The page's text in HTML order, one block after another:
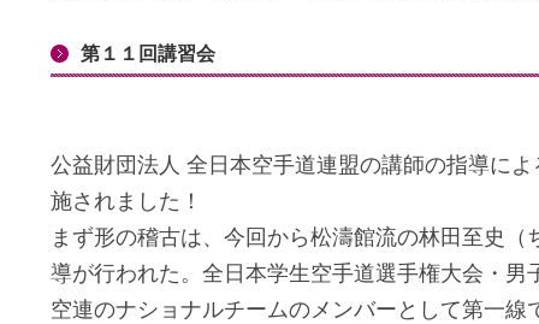
第１１回講習会
公益財団法人 全日本空手道連盟の講師の指導に
施されました！
まず形の稽古は、今回から松濤館流の林田至史
導が行われた。全日本学生空手道選手権大会・男
空連のナショナルチームのメンバーとして第一線